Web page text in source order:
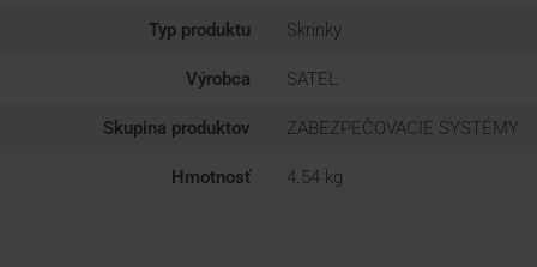
Typ produktu Skrinky
Výrobca SATEL
Skupina produktov ZABEZPEČOVACIE SYSTÉMY
Hmotnosť 4.54 kg